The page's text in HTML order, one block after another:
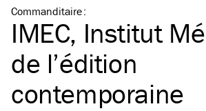
Commanditaire:
IMEC, Institut
de l’édition
contemporaine